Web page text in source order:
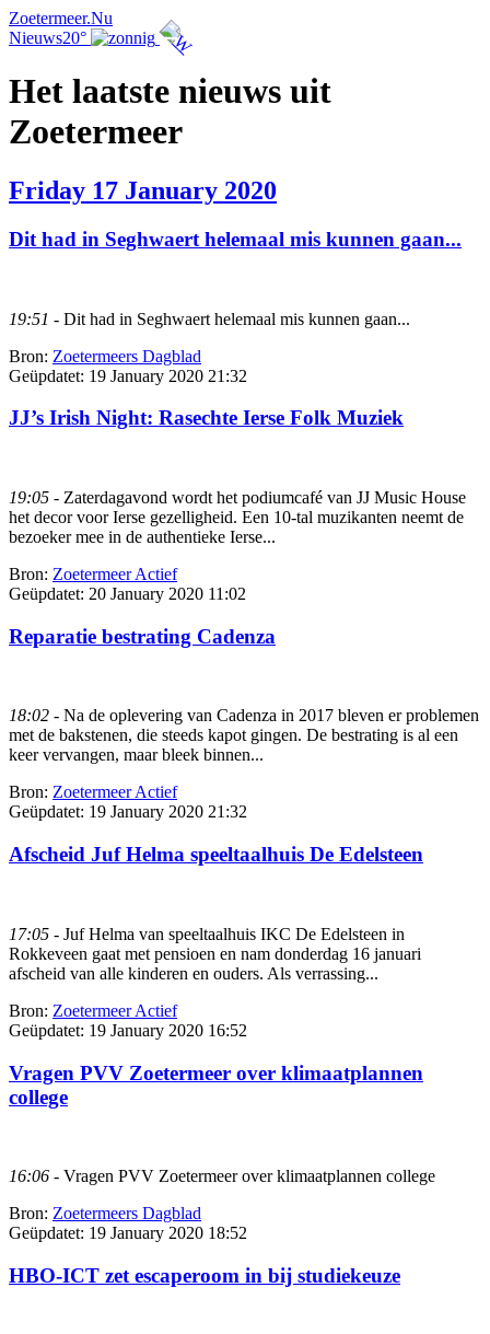
Zoetermeer.Nu
Nieuws20°
Het laatste nieuws uit
Zoetermeer
Friday 17 January 2020
Dit had in Seghwaert helemaal mis kunnen gaan...
19:51 - Dit had in Seghwaert helemaal mis kunnen gaan...
Bron: Zoetermeers Dagblad
Geüpdatet: 19 January 2020 21:32
JJ’s Irish Night: Rasechte Ierse Folk Muziek
19:05 - Zaterdagavond wordt het podiumcafé van JJ Music House
het decor voor Ierse gezelligheid. Een 10-tal muzikanten neemt de
bezoeker mee in de authentieke Ierse...
Bron: Zoetermeer Actief
Geüpdatet: 20 January 2020 11:02
Reparatie bestrating Cadenza
18:02 - Na de oplevering van Cadenza in 2017 bleven er problemen
met de bakstenen, die steeds kapot gingen. De bestrating is al een
keer vervangen, maar bleek binnen...
Bron: Zoetermeer Actief
Geüpdatet: 19 January 2020 21:32
Afscheid Juf Helma speeltaalhuis De Edelsteen
17:05 - Juf Helma van speeltaalhuis IKC De Edelsteen in
Rokkeveen gaat met pensioen en nam donderdag 16 januari
afscheid van alle kinderen en ouders. Als verrassing...
Bron: Zoetermeer Actief
Geüpdatet: 19 January 2020 16:52
Vragen PVV Zoetermeer over klimaatplannen
college
16:06 - Vragen PVV Zoetermeer over klimaatplannen college
Bron: Zoetermeers Dagblad
Geüpdatet: 19 January 2020 18:52
HBO-ICT zet escaperoom in bij studiekeuze